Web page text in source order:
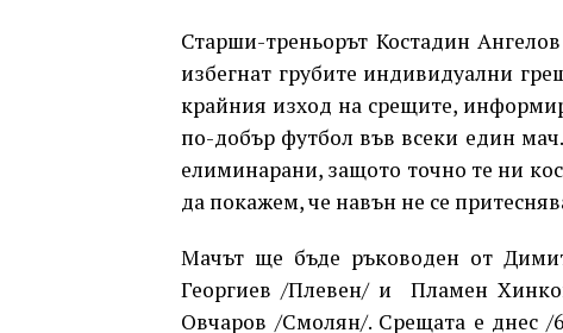
Старши-треньорът Костадин
избегнат грубите индивидуални
крайния изход на срещите,
по-добър футбол във всеки един
елиминарани, защото точно те ни
да покажем, че навън не се
Мачът ще бъде ръководен от
Георгиев /Плевен/ и Пламен
Овчаров /Смолян/. Срещата е днес /